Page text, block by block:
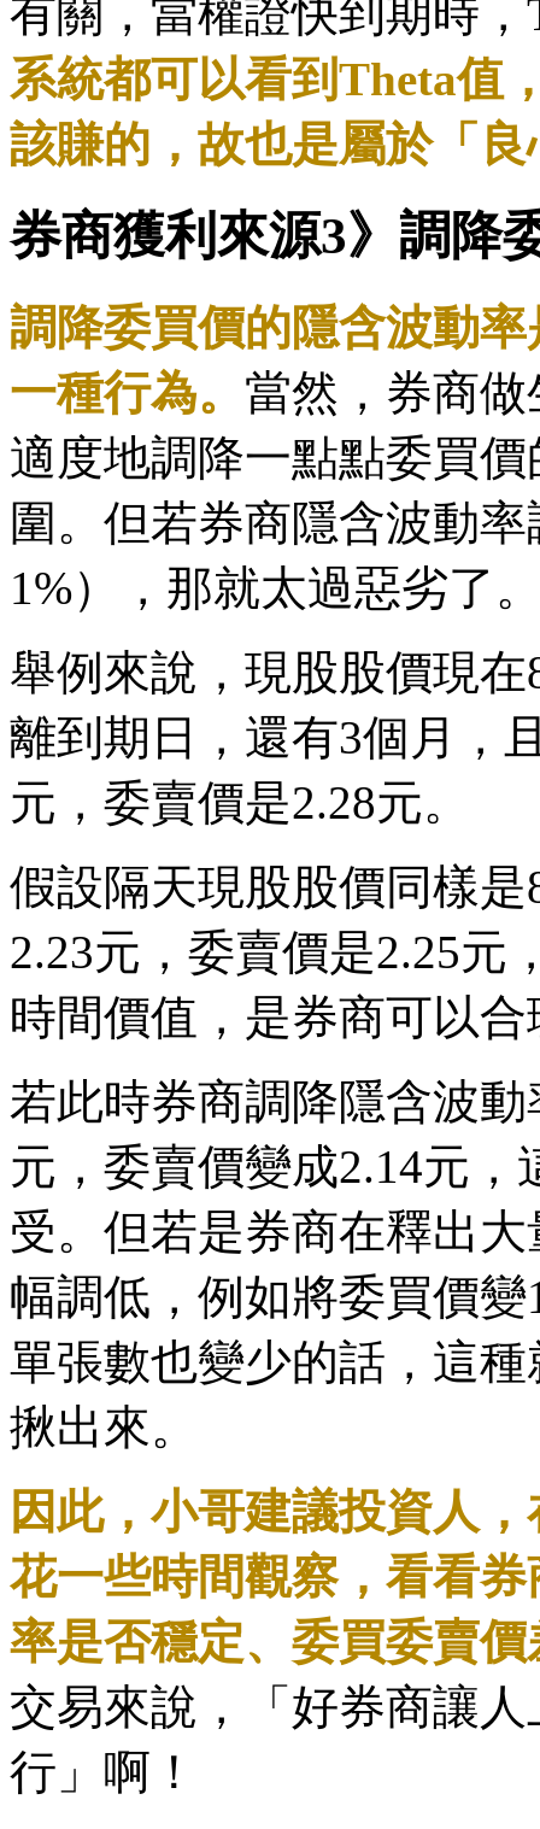
有關，當權證快到期時，
系統都可以看到Theta值
該賺的，故也是屬於「
券商獲利來源3》調降
調降委買價的隱含波動
一種行為。 當然，券商
適度地調降一點點委買
圍。但若券商隱含波動
1%），那就太過惡劣了
舉例來說，現股股價現
離到期日，還有3個月，
元，委賣價是2.28元。
假設隔天現股股價同樣
2.23元，委賣價是2.25元
時間價值，是券商可以
若此時券商調降隱含波
元，委賣價變成2.14元
受。但若是券商在釋出
幅調低，例如將委買價
單張數也變少的話，這
揪出來。
因此，小哥建議投資人
花一些時間觀察，看看
率是否穩定、委買委賣
交易來說，「好券商讓
行」啊！